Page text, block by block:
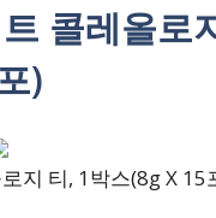
콜레올로
)
지 티, 1박스(8g X 15